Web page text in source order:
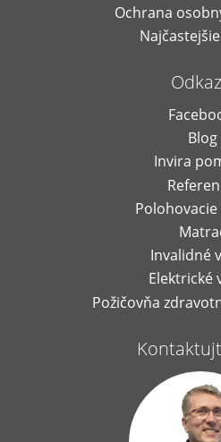
Ochrana
Blog
Invira
Invalidné
Elektrické
Požičovňa